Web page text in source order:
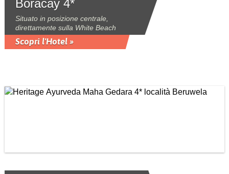
Boracay 4*
Situato in posizione centrale,
direttamente sulla White Beach
Scopri l'Hotel »